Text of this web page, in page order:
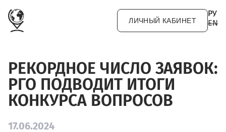
ЛИЧНЫЙ КАБИНЕТ
РУ
EN
РЕКОРДНОЕ ЧИСЛО ЗАЯВОК:
РГО ПОДВОДИТ ИТОГИ
КОНКУРСА ВОПРОСОВ
17.06.2024